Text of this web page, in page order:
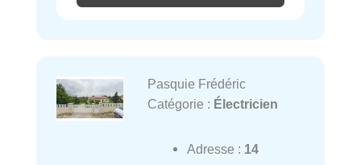
Pasquie Frédéric
Catégorie : Électricien
Adresse : 14